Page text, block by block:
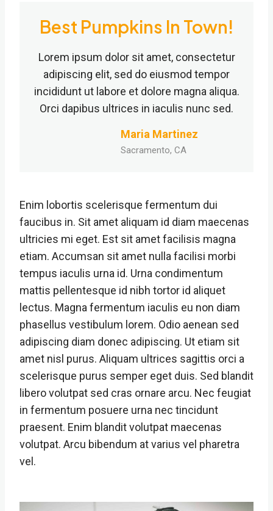
Best Pumpkins In Town!
Lorem ipsum dolor sit amet, consectetur
adipiscing elit, sed do eiusmod tempor
incididunt ut labore et dolore magna aliqua.
Orci dapibus ultrices in iaculis nunc sed.
Maria Martinez
Sacramento, CA
Enim lobortis scelerisque fermentum dui
faucibus in. Sit amet aliquam id diam maecenas
ultricies mi eget. Est sit amet facilisis magna
etiam. Accumsan sit amet nulla facilisi morbi
tempus iaculis urna id. Urna condimentum
mattis pellentesque id nibh tortor id aliquet
lectus. Magna fermentum iaculis eu non diam
phasellus vestibulum lorem. Odio aenean sed
adipiscing diam donec adipiscing. Ut etiam sit
amet nisl purus. Aliquam ultrices sagittis orci a
scelerisque purus semper eget duis. Sed blandit
libero volutpat sed cras ornare arcu. Nec feugiat
in fermentum posuere urna nec tincidunt
praesent. Enim blandit volutpat maecenas
volutpat. Arcu bibendum at varius vel pharetra
vel.